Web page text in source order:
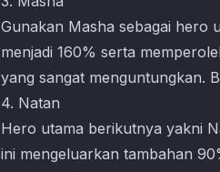
Gunakan Masha sebagai hero
menjadi 160% serta
yang sangat menguntungkan.
4. Natan
Hero utama berikutnya yakni
ini mengeluarkan tambahan